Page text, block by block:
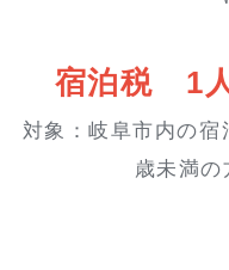
宿泊税 1
対象：岐阜市内の
歳未満の